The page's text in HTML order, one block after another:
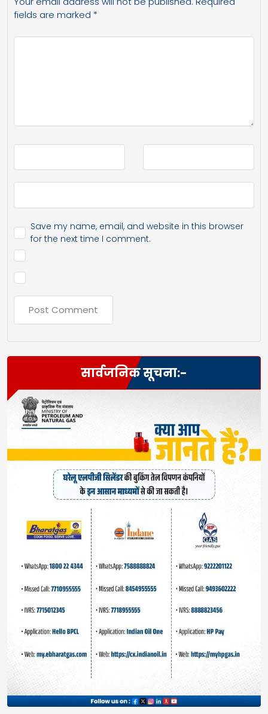
fields are marked *
Save my name, email, and website in this browser
for the next time I comment.
सार्वजनिक सूचना:-